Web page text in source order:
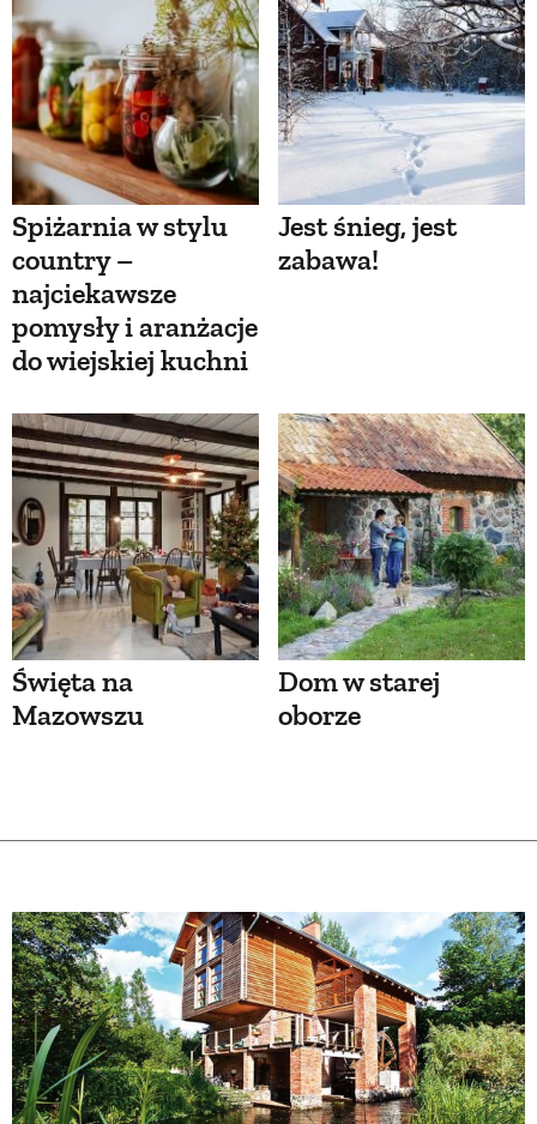
Spiżarnia w stylu
country –
najciekawsze
pomysły i aranżacje
do wiejskiej kuchni
Jest śnieg, jest
zabawa!
Święta na
Mazowszu
Dom w starej
oborze